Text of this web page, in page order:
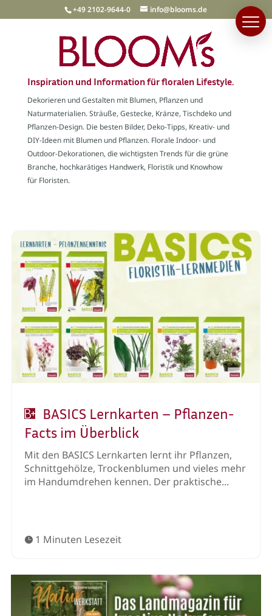
+49 2102-9644-0 info@blooms.de
Inspiration und Information für floralen Lifestyle.
Dekorieren und Gestalten mit Blumen, Pflanzen und
Naturmaterialien. Sträuße, Gestecke, Kränze, Tischdeko und
Pflanzen-Design. Die besten Bilder, Deko-Tipps, Kreativ- und
DIY-Ideen mit Blumen und Pflanzen. Florale Indoor- und
Outdoor-Dekorationen, die wichtigsten Trends für die grüne
Branche, hochkarätiges Handwerk, Floristik und Knowhow
für Floristen.
Erntezeit auf dem Tisch –
Tischdeko-Ideen mit Ähren und
Stroh
Goldene Ähren, rustikales Stroh und leuchtende
Blüten holen den Charakter der Erntezeit auf
 2 Minuten Lesezeit